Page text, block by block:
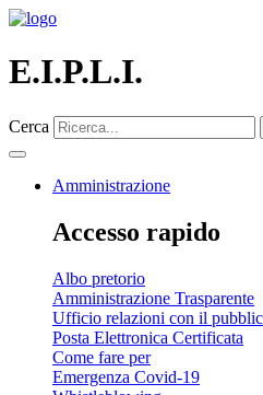
E.I.P.L.I.
Cerca
Amministrazione
Accesso rapido
Albo pretorio
Amministrazione Trasparente
Ufficio relazioni con il
Posta Elettronica Certificata
Come fare per
Emergenza Covid-19